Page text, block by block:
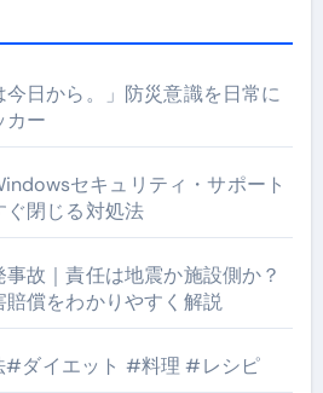
今日から。」防災意識を日常に
カー
セキュリティ・サポート
閉じる対処法
故｜責任は地震か施設側か？
償をわかりやすく解説
#ダイエット #料理 #レシピ